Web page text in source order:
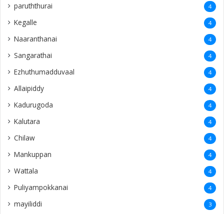
paruththurai 4
Kegalle 4
Naaranthanai 4
Sangarathai 4
Ezhuthumadduvaal 4
Allaipiddy 4
Kadurugoda 4
Kalutara 4
Chilaw 4
Mankuppan 4
Wattala 4
Puliyampokkanai 4
mayiliddi 3